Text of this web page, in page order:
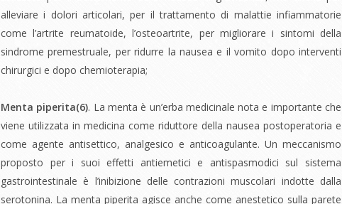
alleviare i dolori articolari, per il trattamento di malattie infiammatorie
come l’artrite reumatoide, l’osteoartrite, per migliorare i sintomi della
sindrome premestruale, per ridurre la nausea e il vomito dopo interventi
chirurgici e dopo chemioterapia;
Menta piperita(6). La menta è un’erba medicinale nota e importante che
viene utilizzata in medicina come riduttore della nausea postoperatoria e
come agente antisettico, analgesico e anticoagulante. Un meccanismo
proposto per i suoi effetti antiemetici e antispasmodici sul sistema
gastrointestinale è l’inibizione delle contrazioni muscolari indotte dalla
serotonina. La menta piperita agisce anche come anestetico sulla parete